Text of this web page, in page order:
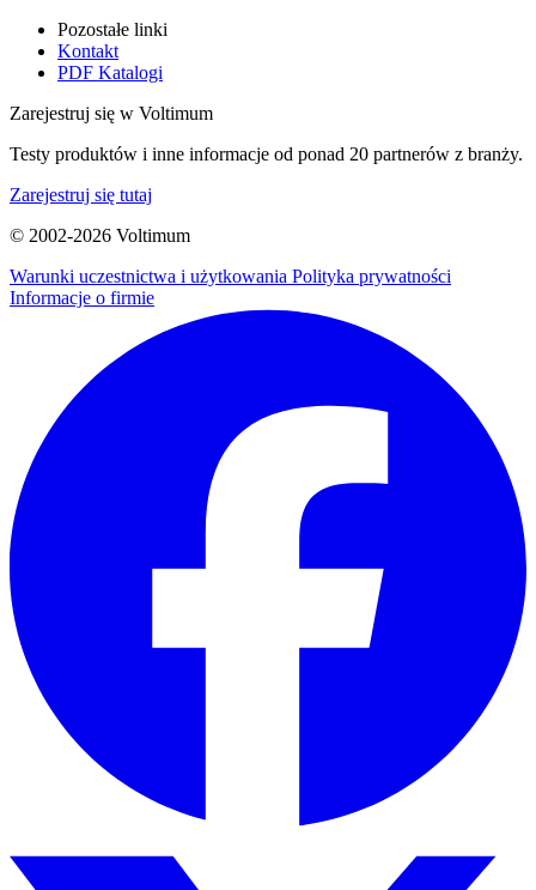
Pozostałe linki
Kontakt
PDF Katalogi
Zarejestruj się w Voltimum
Testy produktów i inne informacje od ponad 20 partnerów z branży.
Zarejestruj się tutaj
© 2002-2026 Voltimum
Warunki uczestnictwa i użytkowania Polityka prywatności
Informacje o firmie